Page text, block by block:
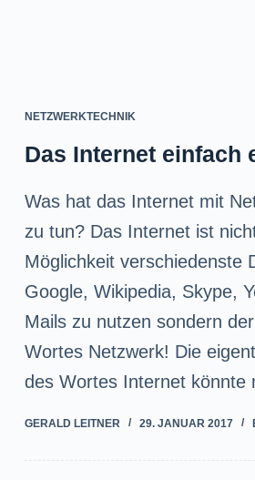
NETZWERKTECHNIK
Das Internet einfach
Was hat das Internet mit
zu tun? Das Internet ist
Möglichkeit verschiedenste
Google, Wikipedia, Skype,
Mails zu nutzen sondern
Wortes Netzwerk! Die
des Wortes Internet könnte
GERALD LEITNER 29. JANUAR 2017